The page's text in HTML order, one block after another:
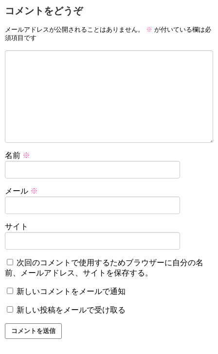
コメントをどうぞ
メールアドレスが公開されることはありません。 ※ が付いている欄は必
須項目です
名前 ※
メール ※
サイト
次回のコメントで使用するためブラウザーに自分の名
前、メールアドレス、サイトを保存する。
新しいコメントをメールで通知
新しい投稿をメールで受け取る